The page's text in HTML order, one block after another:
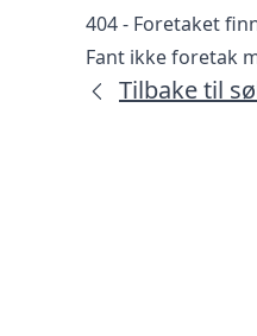
404 - Foretaket
Fant ikke foretak
Tilbake til